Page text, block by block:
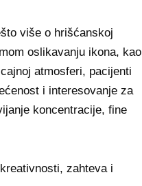
više o hrišćanskoj
oslikavanju ikona, kao
atmosferi, pacijenti
i interesovanje za
koncentracije, fine
zahteva i